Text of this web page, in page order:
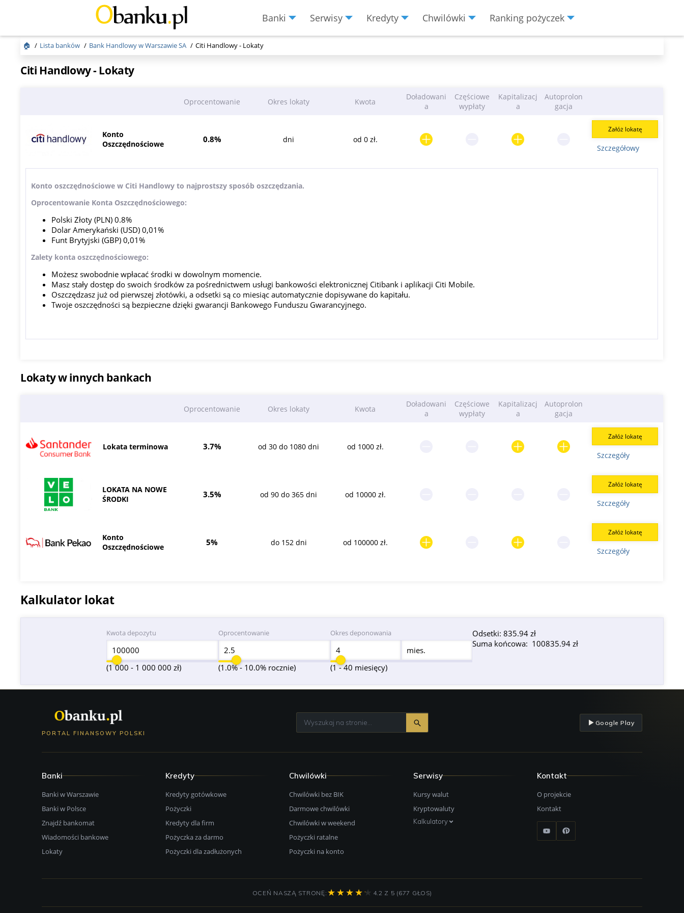
Banki Serwisy Kredyty Chwilówki Ranking pożyczek
Menu
🏠 Lista banków Bank Handlowy w Warszawie SA Citi Handlowy - Lokaty
Citi Handlowy - Lokaty
Oprocentowanie Okres lokaty Kwota
Doładowani
a
Częściowe
wypłaty
Kapitalizacj
a
Autoprolon
gacja
Konto
Oszczędnościowe
0.8% dni od 0 zł.
Załóż lokatę
Szczegółowy
Konto oszczędnościowe w Citi Handlowy to najprostszy sposób oszczędzania.
Oprocentowanie Konta Oszczędnościowego:
Polski Złoty (PLN) 0.8%
Dolar Amerykański (USD) 0,01%
Funt Brytyjski (GBP) 0,01%
Zalety konta oszczędnościowego:
Możesz swobodnie wpłacać środki w dowolnym momencie.
Masz stały dostęp do swoich środków za pośrednictwem usługi bankowości elektronicznej Citibank i aplikacji Citi Mobile.
Oszczędzasz już od pierwszej złotówki, a odsetki są co miesiąc automatycznie dopisywane do kapitału.
Twoje oszczędności są bezpieczne dzięki gwarancji Bankowego Funduszu Gwarancyjnego.
Lokaty w innych bankach
Oprocentowanie Okres lokaty Kwota
Doładowani
a
Częściowe
wypłaty
Kapitalizacj
a
Autoprolon
gacja
Lokata terminowa 3.7% od 30 do 1080 dni od 1000 zł.
Załóż lokatę
Szczegóły
LOKATA NA NOWE
ŚRODKI
3.5% od 90 do 365 dni od 10000 zł.
Załóż lokatę
Szczegóły
Konto
Oszczędnościowe
5% do 152 dni od 100000 zł.
Załóż lokatę
Szczegóły
Kalkulator lokat
Kwota depozytu
(1 000 - 1 000 000 zł)
Oprocentowanie
(1.0% - 10.0% rocznie)
Okres deponowania
mies.
(1 - 40 miesięcy)
Odsetki: 835.94 zł
Suma końcowa: 100835.94 zł
PORTAL FINANSOWY POLSKI
Google Play
Banki
Banki w Warszawie
Banki w Polsce
Znajdź bankomat
Wiadomości bankowe
Lokaty
Kredyty
Kredyty gotówkowe
Pożyczki
Kredyty dla firm
Pożyczka za darmo
Pożyczki dla zadłużonych
Chwilówki
Chwilówki bez BIK
Darmowe chwilówki
Chwilówki w weekend
Pożyczki ratalne
Pożyczki na konto
Serwisy
Kursy walut
Kryptowaluty
Kalkulatory
Kontakt
O projekcie
Kontakt
OCEŃ NASZĄ STRONĘ: 4.2 Z 5 (677 GŁOS)